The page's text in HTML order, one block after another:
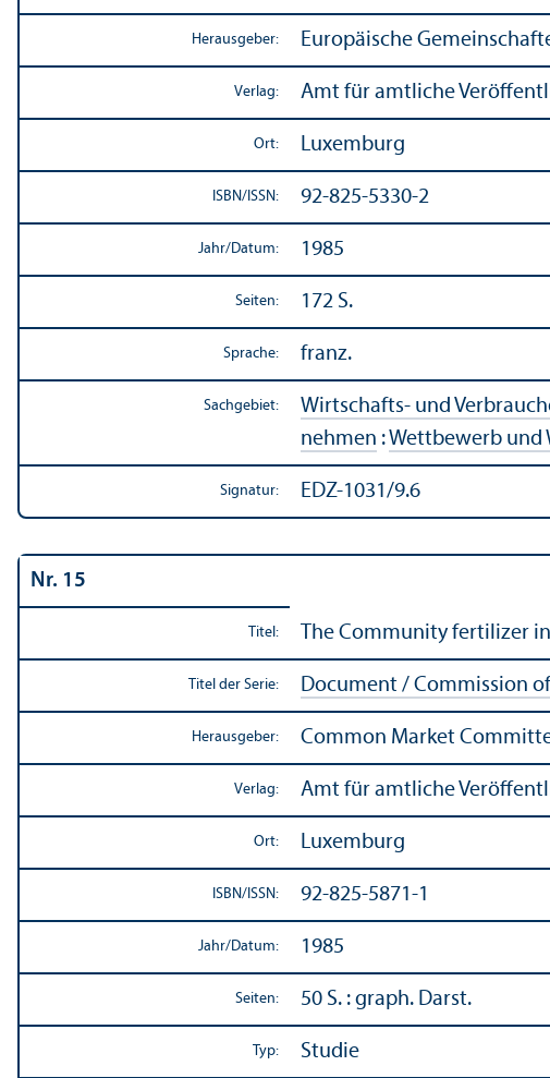
Herausgeber: Europäische
Verlag: Amt für amtliche
Ort: Luxemburg
ISBN/ ISSN: 92-825-5330-2
Jahr/Datum: 1985
Seiten: 172 S.
Sprache: franz.
Sachgebiet: Wirtschafts- und
nehmen :Wettbewerb und
Signatur: EDZ-1031/9.6
Nr. 15
Titel: The Community fertilizer
Titel der Serie: Document / Commission
Herausgeber: Common Market
Verlag: Amt für amtliche
Ort: Luxemburg
ISBN/ ISSN: 92-825-5871-1
Jahr/Datum: 1985
Seiten: 50 S. : graph. Darst.
Typ: Studie